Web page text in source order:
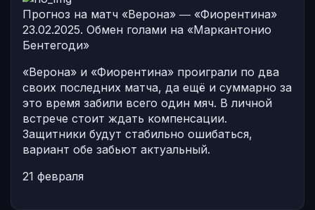
Прогноз на матч «Верона» ― «Фиорентина»
23.02.2025. Обмен голами на «Маркантонио
Бентегоди»
«Верона» и «Фиорентина» проиграли по два
своих последних матча, да ещё и суммарно за
это время забили всего один мяч. В личной
встрече стоит ждать компенсации.
Защитники будут стабильно ошибаться,
вариант обе забьют актуальный.
21 февраля